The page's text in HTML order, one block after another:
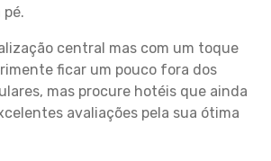
pé.
central mas com um toque
ficar um pouco fora dos
mas procure hotéis que ainda
avaliações pela sua ótima